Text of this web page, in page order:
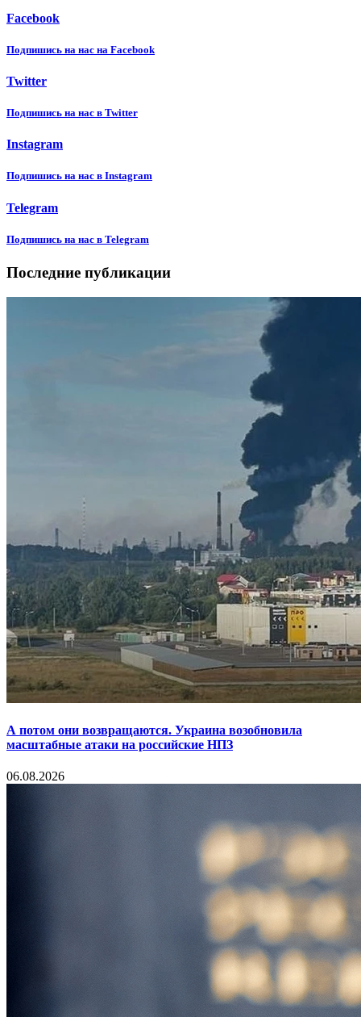
Facebook
Подпишиcь на нас на Facebook
Twitter
Подпишиcь на нас в Twitter
Instagram
Подпишиcь на нас в Instagram
Telegram
Подпишиcь на нас в Telegram
Последние публикации
А потом они возвращаются. Украина возобновила
масштабные атаки на российские НПЗ
06.08.2026